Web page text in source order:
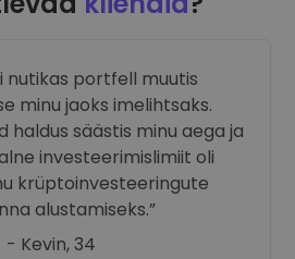
portfell muutis
minu jaoks imelihtsaks.
haldus säästis minu aega ja
investeerimislimiit oli
krüptoinvesteeringute
alustamiseks.
- Kevin, 34